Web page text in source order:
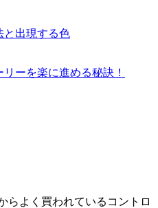
と出現する色
ーを楽に進める秘訣！
らよく買われているコントロ